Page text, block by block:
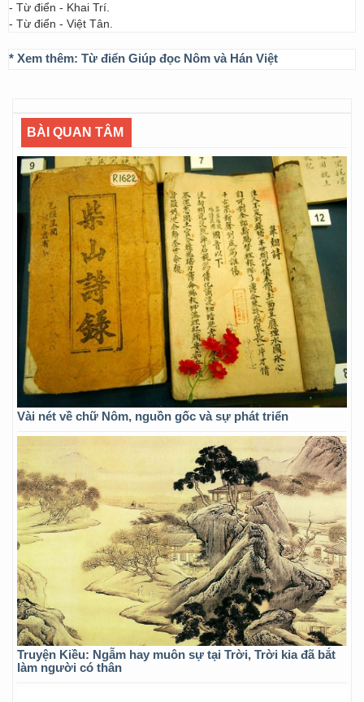
- Từ điển - Khai Trí.
- Từ điển - Việt Tân.
* Xem thêm: Từ điển Giúp đọc Nôm và Hán Việt
BÀI QUAN TÂM
Vài nét về chữ Nôm, nguồn gốc và sự phát triển
Truyện Kiều: Ngẫm hay muôn sự tại Trời, Trời kia đã bắt
làm người có thân